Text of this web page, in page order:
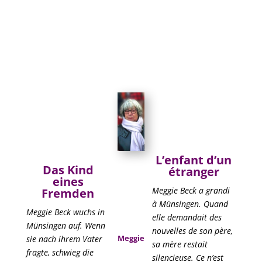
Das Kind
eines
Fremden
Meggie Beck wuchs in
Münsingen auf. Wenn
sie nach ihrem Vater
fragte, schwieg die
Meggie
L’enfant d’un
étranger
Meggie Beck a grandi
à Münsingen. Quand
elle demandait des
nouvelles de son père,
sa mère restait
silencieuse. Ce n’est